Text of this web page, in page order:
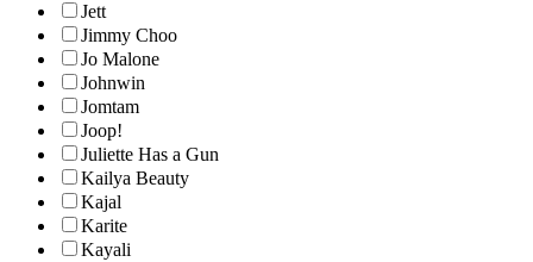
Jett
Jimmy Choo
Jo Malone
Johnwin
Jomtam
Joop!
Juliette Has a Gun
Kailya Beauty
Kajal
Karite
Kayali